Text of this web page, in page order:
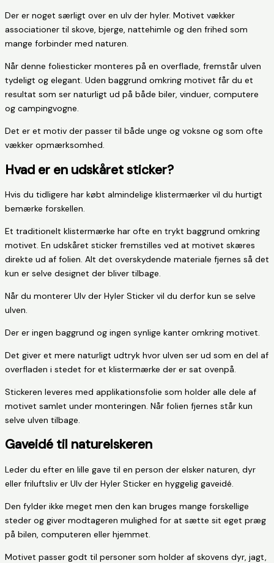
Der er noget særligt over en ulv der hyler. Motivet vækker
associationer til skove, bjerge, nattehimle og den frihed som
mange forbinder med naturen.
Når denne foliesticker monteres på en overflade, fremstår ulven
tydeligt og elegant. Uden baggrund omkring motivet får du et
resultat som ser naturligt ud på både biler, vinduer, computere
og campingvogne.
Det er et motiv der passer til både unge og voksne og som ofte
vækker opmærksomhed.
Hvad er en udskåret sticker?
Hvis du tidligere har købt almindelige klistermærker vil du hurtigt
bemærke forskellen.
Et traditionelt klistermærke har ofte en trykt baggrund omkring
motivet. En udskåret sticker fremstilles ved at motivet skæres
direkte ud af folien. Alt det overskydende materiale fjernes så det
kun er selve designet der bliver tilbage.
Når du monterer Ulv der Hyler Sticker vil du derfor kun se selve
ulven.
Der er ingen baggrund og ingen synlige kanter omkring motivet.
Det giver et mere naturligt udtryk hvor ulven ser ud som en del af
overfladen i stedet for et klistermærke der er sat ovenpå.
Stickeren leveres med applikationsfolie som holder alle dele af
motivet samlet under monteringen. Når folien fjernes står kun
selve ulven tilbage.
Gaveidé til naturelskeren
Leder du efter en lille gave til en person der elsker naturen, dyr
eller friluftsliv er Ulv der Hyler Sticker en hyggelig gaveidé.
Den fylder ikke meget men den kan bruges mange forskellige
steder og giver modtageren mulighed for at sætte sit eget præg
på bilen, computeren eller hjemmet.
Motivet passer godt til personer som holder af skovens dyr, jagt,